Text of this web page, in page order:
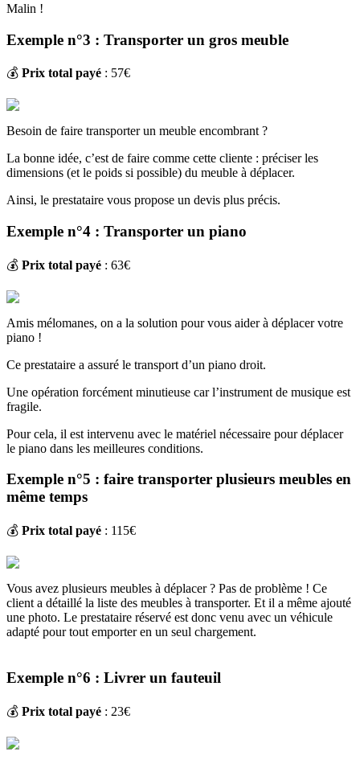
Malin !
Exemple n°3 : Transporter un gros meuble
💰 Prix total payé : 57€
Besoin de faire transporter un meuble encombrant ?
La bonne idée, c’est de faire comme cette cliente : préciser les
dimensions (et le poids si possible) du meuble à déplacer.
Ainsi, le prestataire vous propose un devis plus précis.
Exemple n°4 : Transporter un piano
💰 Prix total payé : 63€
Amis mélomanes, on a la solution pour vous aider à déplacer votre
piano !
Ce prestataire a assuré le transport d’un piano droit.
Une opération forcément minutieuse car l’instrument de musique est
fragile.
Pour cela, il est intervenu avec le matériel nécessaire pour déplacer
le piano dans les meilleures conditions.
Exemple n°5 : faire transporter plusieurs meubles en
même temps
💰 Prix total payé : 115€
Vous avez plusieurs meubles à déplacer ? Pas de problème ! Ce
client a détaillé la liste des meubles à transporter. Et il a même ajouté
une photo. Le prestataire réservé est donc venu avec un véhicule
adapté pour tout emporter en un seul chargement.
Exemple n°6 : Livrer un fauteuil
💰 Prix total payé : 23€